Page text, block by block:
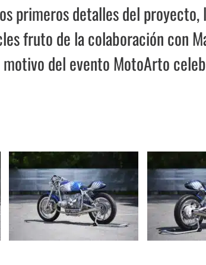
primeros detalles del
fruto de la colaboración con
del evento MotoArto